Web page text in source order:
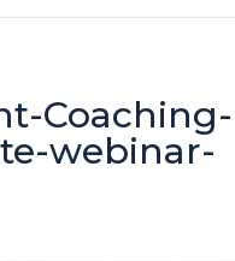
Coaching-
webinar-